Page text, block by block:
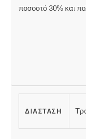
ποσοστό 30% και
ΔΙΆΣΤΑΣΗ